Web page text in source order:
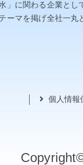
」に関わる企業と
ーマを掲げ全社一
個人情報